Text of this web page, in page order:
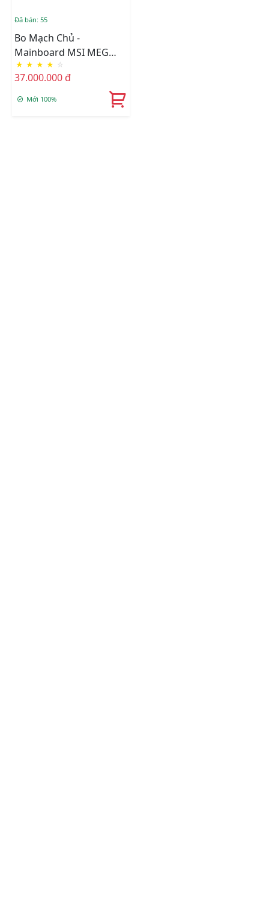
Đã bán: 55
Bo Mạch Chủ -
Mainboard MSI MEG
Z890 GODLIKE DDR5
★ ★ ★ ★ ☆
37.000.000 đ
Mới 100%